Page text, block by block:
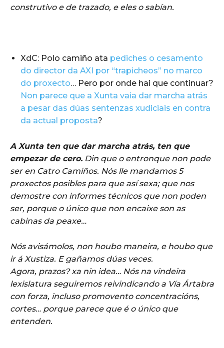
construtivo e de trazado, e eles o sabían.
XdC: Polo camiño ata pediches o cesamento
do director da AXI por “trapicheos” no marco
do proxecto… Pero por onde hai que continuar?
Non parece que a Xunta vaia dar marcha atrás
a pesar das dúas sentenzas xudiciais en contra
da actual proposta?
A Xunta ten que dar marcha atrás, ten que
empezar de cero. Din que o entronque non pode
ser en Catro Camiños. Nós lle mandamos 5
proxectos posibles para que así sexa; que nos
demostre con informes técnicos que non poden
ser, porque o único que non encaixe son as
cabinas da peaxe…
Nós avisámolos, non houbo maneira, e houbo que
ir á Xustiza. E gañamos dúas veces.
Agora, prazos? xa nin idea… Nós na vindeira
lexislatura seguiremos reivindicando a Vía Ártabra
con forza, incluso promovento concentracións,
cortes… porque parece que é o único que
entenden.